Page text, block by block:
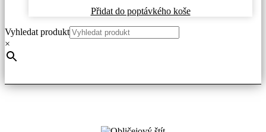
Přidat do poptávkého košeTento
vybrat
Vyhledat produkt
×